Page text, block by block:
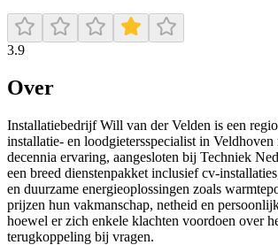
3.9
Over
Installatiebedrijf Will van der Velden is een
installatie- en loodgietersspecialist in Veldhoven
decennia ervaring, aangesloten bij Techniek
een breed dienstenpakket inclusief cv-
en duurzame energieoplossingen zoals
prijzen hun vakmanschap, netheid en
hoewel er zich enkele klachten voordoen over
terugkoppeling bij vragen.